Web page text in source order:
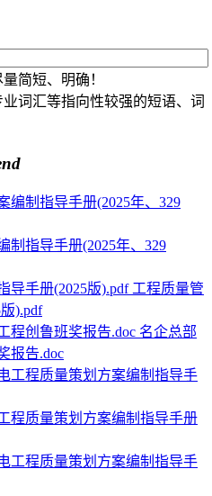
简短、明确！
词汇等指向性较强的短语、词
制指导手册(2025年、329
工程质量管
).pdf
名企总部
报告.doc
程质量策划方案编制指导手册